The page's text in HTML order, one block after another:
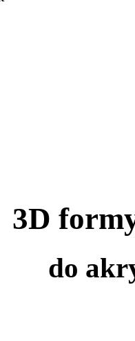
3D
do